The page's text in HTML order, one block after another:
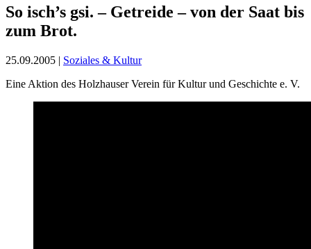
So isch’s gsi. – Getreide – von der Saat bis
zum Brot.
25.09.2005 | Soziales & Kultur
Eine Aktion des Holzhauser Verein für Kultur und Geschichte e. V.